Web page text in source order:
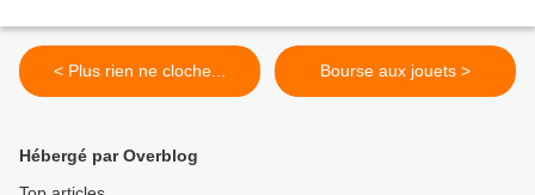
< Plus rien ne cloche... Bourse aux jouets >
Hébergé par Overblog